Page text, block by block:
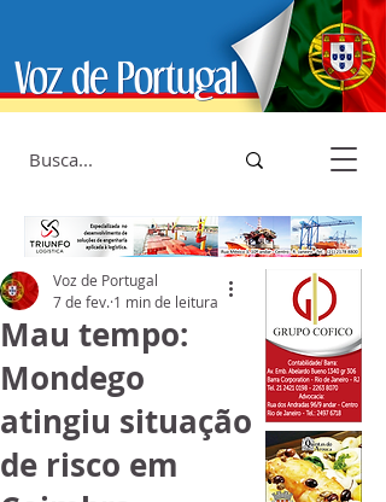
Mau tempo:
Mondego
atingiu situação
de risco em
Voz de Portugal
7 de fev. 1 min de leitura